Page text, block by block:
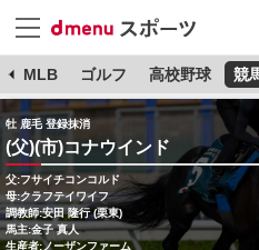
MLB ゴルフ 高校野球 競
牡 鹿毛 登録抹消
(父)(市)コナウインド
父:フサイチコンコルド
母:クラフテイワイフ
調教師:安田 隆行 (栗東)
馬主:金子 真人
生産者:ノーザンファーム